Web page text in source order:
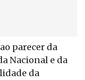
parecer da
Nacional e da
da